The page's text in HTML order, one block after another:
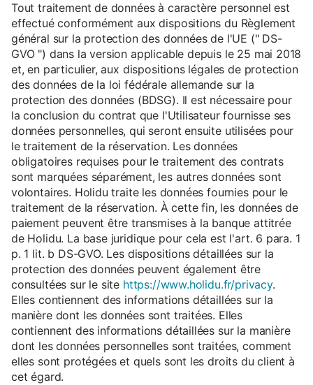
Tout traitement de données à caractère personnel est
effectué conformément aux dispositions du Règlement
général sur la protection des données de l'UE (" DS-
GVO ") dans la version applicable depuis le 25 mai 2018
et, en particulier, aux dispositions légales de protection
des données de la loi fédérale allemande sur la
protection des données (BDSG). Il est nécessaire pour
la conclusion du contrat que l'Utilisateur fournisse ses
données personnelles, qui seront ensuite utilisées pour
le traitement de la réservation. Les données
obligatoires requises pour le traitement des contrats
sont marquées séparément, les autres données sont
volontaires. Holidu traite les données fournies pour le
traitement de la réservation. À cette fin, les données de
paiement peuvent être transmises à la banque attitrée
de Holidu. La base juridique pour cela est l'art. 6 para. 1
p. 1 lit. b DS-GVO. Les dispositions détaillées sur la
protection des données peuvent également être
consultées sur le site https://www.holidu.fr/privacy.
Elles contiennent des informations détaillées sur la
manière dont les données sont traitées. Elles
contiennent des informations détaillées sur la manière
dont les données personnelles sont traitées, comment
elles sont protégées et quels sont les droits du client à
cet égard.